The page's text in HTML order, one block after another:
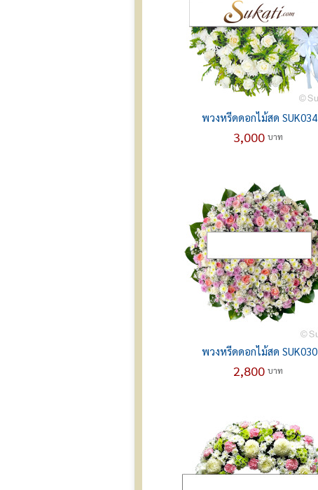
พวงหรีดดอกไม้สด SUK034
3,000 บาท
พวงหรีดดอกไม้สด SUK030
2,800 บาท